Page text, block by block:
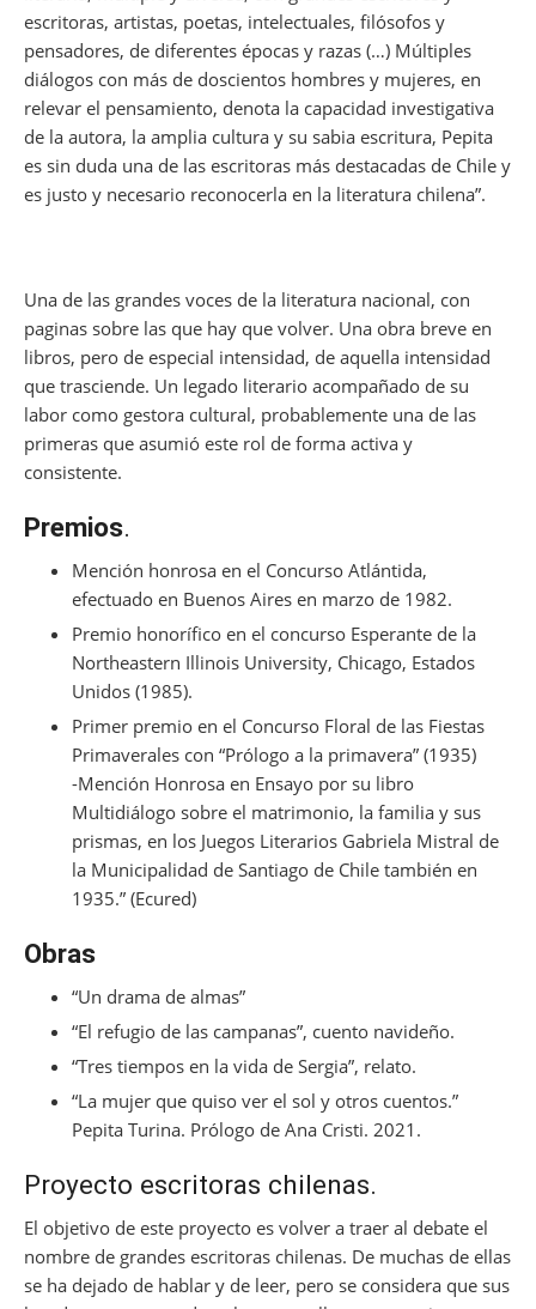
escritoras, artistas, poetas, intelectuales, filósofos y
pensadores, de diferentes épocas y razas (…) Múltiples
diálogos con más de doscientos hombres y mujeres, en
relevar el pensamiento, denota la capacidad investigativa
de la autora, la amplia cultura y su sabia escritura, Pepita
es sin duda una de las escritoras más destacadas de Chile y
es justo y necesario reconocerla en la literatura chilena”.
Una de las grandes voces de la literatura nacional, con
paginas sobre las que hay que volver. Una obra breve en
libros, pero de especial intensidad, de aquella intensidad
que trasciende. Un legado literario acompañado de su
labor como gestora cultural, probablemente una de las
primeras que asumió este rol de forma activa y
consistente.
Premios.
Mención honrosa en el Concurso Atlántida,
efectuado en Buenos Aires en marzo de 1982.
Premio honorífico en el concurso Esperante de la
Northeastern Illinois University, Chicago, Estados
Unidos (1985).
Primer premio en el Concurso Floral de las Fiestas
Primaverales con “Prólogo a la primavera” (1935)
-Mención Honrosa en Ensayo por su libro
Multidiálogo sobre el matrimonio, la familia y sus
prismas, en los Juegos Literarios Gabriela Mistral de
la Municipalidad de Santiago de Chile también en
1935.” (Ecured)
Obras
“Un drama de almas”
“El refugio de las campanas”, cuento navideño.
“Tres tiempos en la vida de Sergia”, relato.
“La mujer que quiso ver el sol y otros cuentos.”
Pepita Turina. Prólogo de Ana Cristi. 2021.
Proyecto escritoras chilenas.
El objetivo de este proyecto es volver a traer al debate el
nombre de grandes escritoras chilenas. De muchas de ellas
se ha dejado de hablar y de leer, pero se considera que sus